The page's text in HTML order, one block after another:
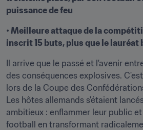
puissance de feu
• Meilleure attaque de la
inscrit 15 buts, plus que le lauréat
Il arrive que le passé et l'avenir
des conséquences explosives.
lors de la Coupe des
Les hôtes allemands s'étaient
ambitieux : enflammer leur public
football en transformant